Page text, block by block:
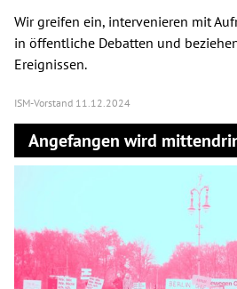
ISM
Mitglied werden
Newsletter
Kontakt
Presse
Wir greifen ein, intervenieren mit
in öffentliche Debatten und
Ereignissen.
ISM-Vorstand 11.12.2024
Angefangen wird